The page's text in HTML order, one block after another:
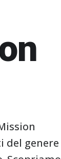
del genere